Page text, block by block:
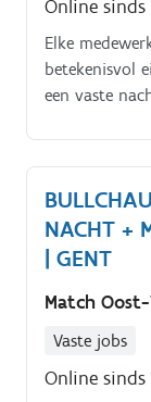
Online sinds
Elke
betekenisvol
een vaste
NACHT +
| GENT
Match
Vaste jobs
Online sinds